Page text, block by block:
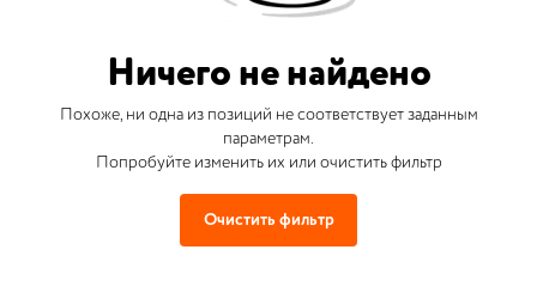
Ничего не найдено
Похоже, ни одна из позиций не соответствует заданным
параметрам.
Попробуйте изменить их или очистить фильтр
Очистить фильтр